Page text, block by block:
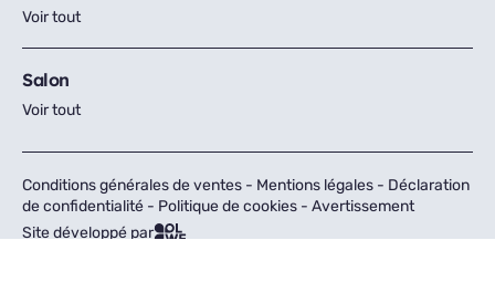
Voir tout
Salon
Voir tout
Conditions générales de ventes - Mentions légales - Déclaration
de confidentialité - Politique de cookies - Avertissement
Site développé par